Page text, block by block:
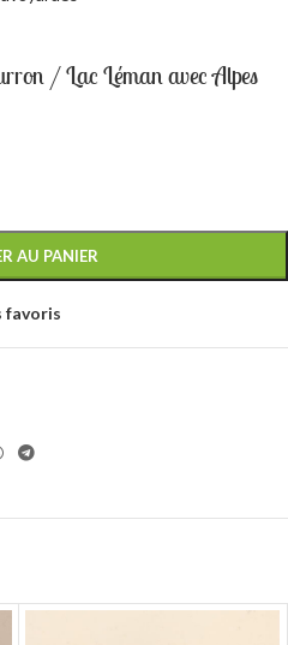
/ Lac Léman avec Alpes
AU PANIER
favoris